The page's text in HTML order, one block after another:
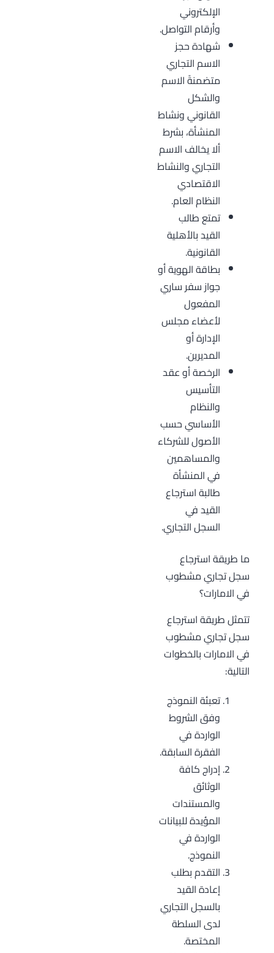
الإلكتروني
وأرقام التواصل.
شهادة حجز
الاسم التجاري
متضمنةً الاسم
والشكل
القانوني ونشاط
المنشأة، بشرط
ألا يخالف الاسم
التجاري والنشاط
الاقتصادي
النظام العام.
تمتع طالب
القيد بالأهلية
القانونية.
بطاقة الهوية أو
جواز سفر ساري
المفعول
لأعضاء مجلس
الإدارة أو
المديرين.
الرخصة أو عقد
التأسيس
والنظام
الأساسي حسب
الأصول للشركاء
والمساهمين
في المنشأة
طالبة استرجاع
القيد في
السجل التجاري.
ما طريقة استرجاع
سجل تجاري مشطوب
في الامارات؟
تتمثل طريقة استرجاع
سجل تجاري مشطوب
في الامارات بالخطوات
التالية:
تعبئة النموذج
وفق الشروط
الواردة في
الفقرة السابقة.
إدراج كافة
الوثائق
والمستندات
المؤيدة للبيانات
الواردة في
النموذج.
التقدم بطلب
إعادة القيد
بالسجل التجاري
لدى السلطة
المختصة.